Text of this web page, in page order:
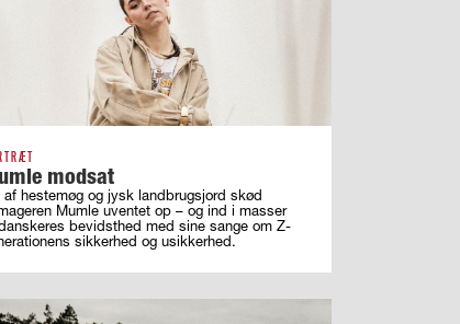
modsat
af hestemøg og jysk landbrugsjord skød
Mumle uventet op – og ind i masser
bevidsthed med sine sange om ­Z-
sikkerhed og usikkerhed.